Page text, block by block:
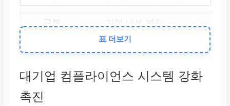
기업 내부 변화
대기업 컴플라이언스
강화 압박.
표 더보기
대기업 컴플라이언스 시스템 강화
촉진